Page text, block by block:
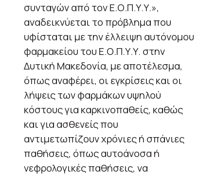
συνταγών από τον Ε.Ο.Π.Υ.Υ.»,
αναδεικνύεται το πρόβλημα που
υφίσταται με την έλλειψη αυτόνομου
φαρμακείου του Ε.Ο.Π.Υ.Υ. στην
Δυτική Μακεδονία, με αποτέλεσμα,
όπως αναφέρει, οι εγκρίσεις και οι
λήψεις των φαρμάκων υψηλού
κόστους για καρκινοπαθείς, καθώς
και για ασθενείς που
αντιμετωπίζουν χρόνιες ή σπάνιες
παθήσεις, όπως αυτοάνοσα ή
νεφρολογικές παθήσεις, να